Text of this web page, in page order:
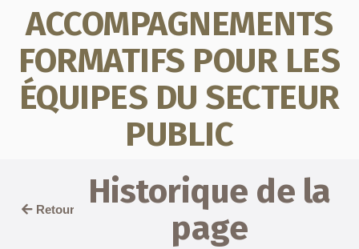
ACCOMPAGNEMENTS
FORMATIFS POUR LES
ÉQUIPES DU SECTEUR
PUBLIC
Retour
Historique de la
page